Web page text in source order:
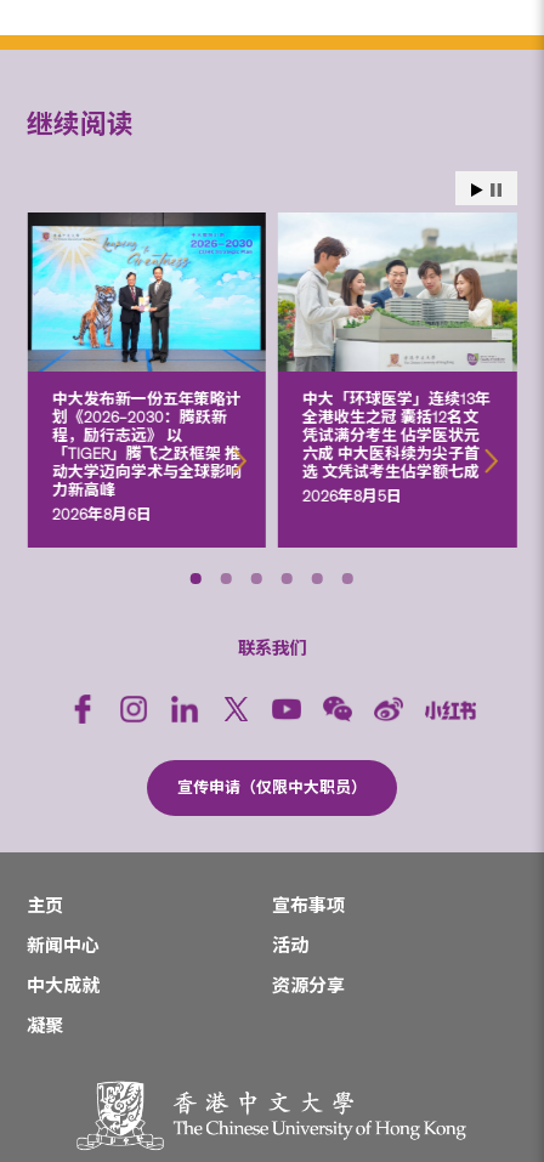
继续阅读
中大发布新一份五年策略计
划《2026‒2030：腾跃新
程，励行志远》 以
「TIGER」腾飞之跃框架 推
动大学迈向学术与全球影响
力新高峰
2026年8月6日
中大「环球医学」连续13年
全港收生之冠 囊括12名文
凭试满分考生 佔学医状元
六成 中大医科续为尖子首
选 文凭试考生佔学额七成
2026年8月5日
联系我们
宣传申请（仅限中大职员）
主页
宣布事项
新闻中心
活动
中大成就
资源分享
凝聚